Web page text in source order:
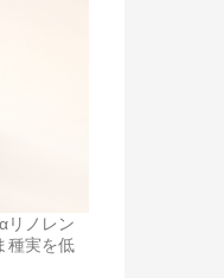
リノレン
種実を低